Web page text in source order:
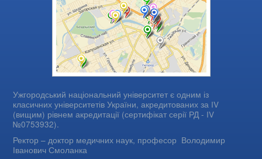
Ужгородський національний університет є одним із
класичних університетів України, акредитованих за IV
(вищим) рівнем акредитації (сертифікат серії РД - IV
№0753932).
Ректор – доктор медичних наук, професор Володимир
Іванович Смоланка